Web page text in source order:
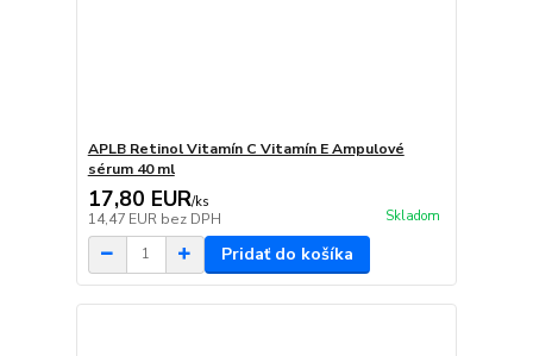
APLB Retinol Vitamín C Vitamín E Ampulové
sérum 40 ml
17,80 EUR/ks
14,47 EUR bez DPH Skladom
Pridať do košíka